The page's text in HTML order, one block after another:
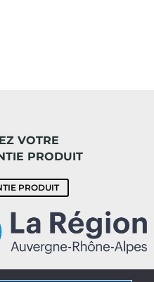
VOTRE
PRODUIT
PRODUIT